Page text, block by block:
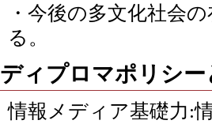
・今後の多文化社会
る。
ディプロマポリシー
情報メディア基礎力: